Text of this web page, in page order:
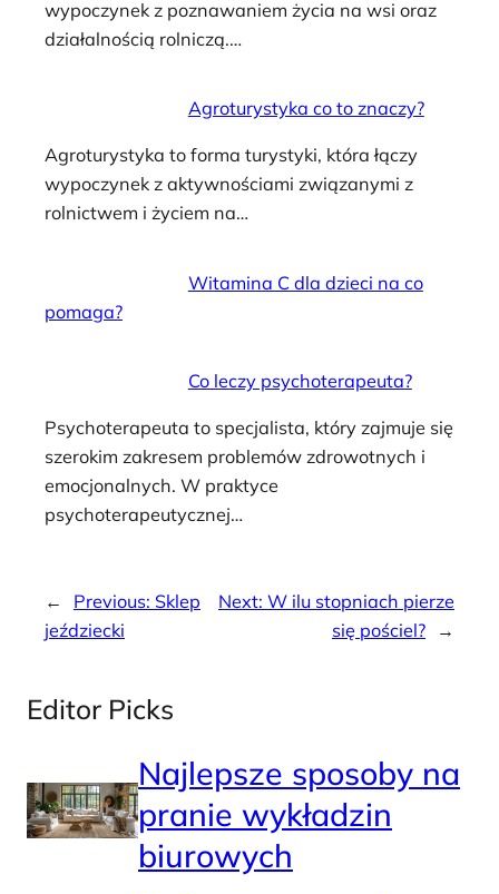
wypoczynek z poznawaniem życia na wsi oraz
działalnością rolniczą.…
Agroturystyka co to znaczy?
Agroturystyka to forma turystyki, która łączy
wypoczynek z aktywnościami związanymi z
rolnictwem i życiem na…
Witamina C dla dzieci na co
pomaga?
Co leczy psychoterapeuta?
Psychoterapeuta to specjalista, który zajmuje się
szerokim zakresem problemów zdrowotnych i
emocjonalnych. W praktyce
psychoterapeutycznej…
← Previous: Sklep
jeździecki
Next: W ilu stopniach pierze
się pościel?
→
Editor Picks
Najlepsze sposoby na
pranie wykładzin
biurowych